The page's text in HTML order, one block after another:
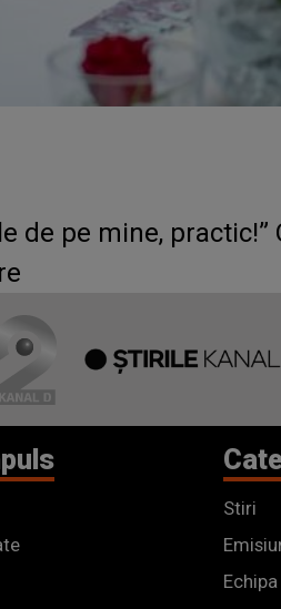
de pe mine,
Stiri
Echipa